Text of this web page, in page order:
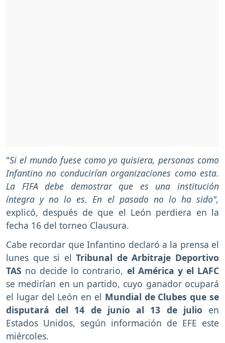
"Si el mundo fuese como yo quisiera, personas como
Infantino no conducirían organizaciones como esta.
La FIFA debe demostrar que es una institución
íntegra y no lo es. En el pasado no lo ha sido",
explicó, después de que el León perdiera en la
fecha 16 del torneo Clausura.
Cabe recordar que Infantino declaró a la prensa el
lunes que si elTribunal de Arbitraje Deportivo
TAS no decide lo contrario, el América y el LAFC
se medirían en un partido, cuyo ganador ocupará
el lugar del León en el Mundial de Clubes que se
disputará del 14 de junio al 13 de julio en
Estados Unidos, según información de EFE este
miércoles.